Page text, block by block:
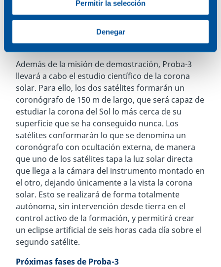
Permitir la selección
Denegar
o, en el mejor de los casos, dispararían el coste de
Estudio científico del Sol
Además de la misión de demostración, Proba-3
llevará a cabo el estudio científico de la corona
solar. Para ello, los dos satélites formarán un
coronógrafo de 150 m de largo, que será capaz de
estudiar la corona del Sol lo más cerca de su
superficie que se ha conseguido nunca. Los
satélites conformarán lo que se denomina un
coronógrafo con ocultación externa, de manera
que uno de los satélites tapa la luz solar directa
que llega a la cámara del instrumento montado en
el otro, dejando únicamente a la vista la corona
solar. Esto se realizará de forma totalmente
autónoma, sin intervención desde tierra en el
control activo de la formación, y permitirá crear
un eclipse artificial de seis horas cada día sobre el
segundo satélite.
Próximas fases de Proba-3